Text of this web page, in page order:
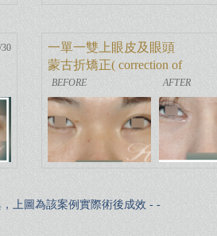
一單一雙上眼皮及眼頭
蒙古折矯正( correction of
asymmetrical eyelid
上圖為該案例實際術後成效 - -